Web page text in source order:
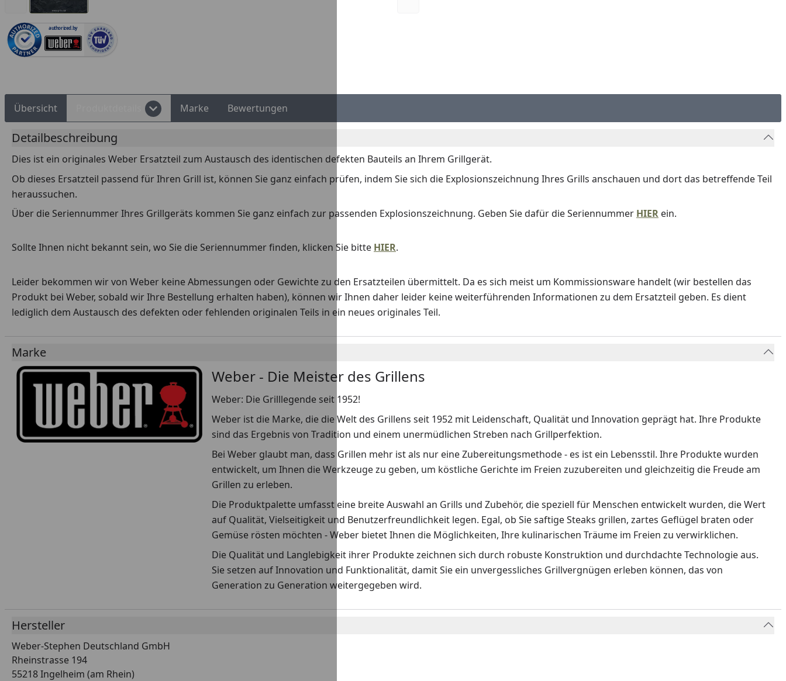
authorized.by
Übersicht Marke Bewertungen
Detailbeschreibung
Dies ist ein originales Weber Ersatzteil zum Austausch des identischen defekten Bauteils an Ihrem Grillgerät.
Ob dieses Ersatzteil passend für Ihren Grill ist, können Sie ganz einfach prüfen, indem Sie sich die Explosionszeichnung Ihres Grills anschauen und dort das betreffende Teil
heraussuchen.
Über die Seriennummer Ihres Grillgeräts kommen Sie ganz einfach zur passenden Explosionszeichnung. Geben Sie dafür die Seriennummer HIER ein.
Sollte Ihnen nicht bekannt sein, wo Sie die Seriennummer finden, klicken Sie bitte HIER.
Leider bekommen wir von Weber keine Abmessungen oder Gewichte zu den Ersatzteilen übermittelt. Da es sich meist um Kommissionsware handelt (wir bestellen das
Produkt bei Weber, sobald wir Ihre Bestellung erhalten haben), können wir Ihnen daher leider keine weiterführenden Informationen zu dem Ersatzteil geben. Es dient
lediglich dem Austausch des defekten oder fehlenden originalen Teils in ein neues originales Teil.
Marke
Weber - Die Meister des Grillens
Weber: Die Grilllegende seit 1952!
Weber ist die Marke, die die Welt des Grillens seit 1952 mit Leidenschaft, Qualität und Innovation geprägt hat. Ihre Produkte
sind das Ergebnis von Tradition und einem unermüdlichen Streben nach Grillperfektion.
Bei Weber glaubt man, dass Grillen mehr ist als nur eine Zubereitungsmethode - es ist ein Lebensstil. Ihre Produkte wurden
entwickelt, um Ihnen die Werkzeuge zu geben, um köstliche Gerichte im Freien zuzubereiten und gleichzeitig die Freude am
Grillen zu erleben.
Die Produktpalette umfasst eine breite Auswahl an Grills und Zubehör, die speziell für Menschen entwickelt wurden, die Wert
auf Qualität, Vielseitigkeit und Benutzerfreundlichkeit legen. Egal, ob Sie saftige Steaks grillen, zartes Geflügel braten oder
Gemüse rösten möchten - Weber bietet Ihnen die Möglichkeiten, Ihre kulinarischen Träume im Freien zu verwirklichen.
Die Qualität und Langlebigkeit ihrer Produkte zeichnen sich durch robuste Konstruktion und durchdachte Technologie aus.
Sie setzen auf Innovation und Funktionalität, damit Sie ein unvergessliches Grillvergnügen erleben können, das von
Generation zu Generation weitergegeben wird.
Hersteller
Weber-Stephen Deutschland GmbH
Rheinstrasse 194
55218 Ingelheim (am Rhein)